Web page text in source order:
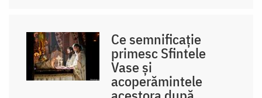
Ce semnificație
primesc Sfintele
Vase și
acoperămintele